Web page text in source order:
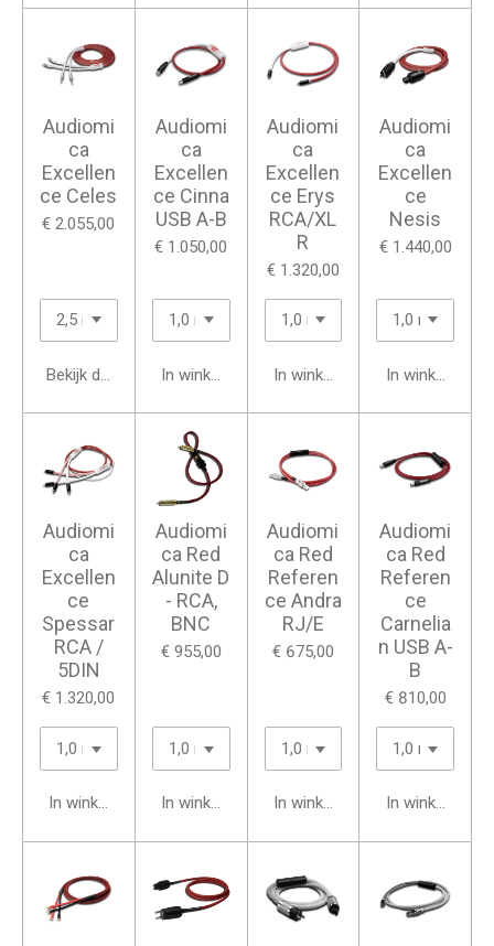
Audiomi
ca
Excellen
ce Celes
€ 2.055,00
Bekijk details
Audiomi
ca
Excellen
ce Cinna
USB A-B
€ 1.050,00
In winkelwagen
Audiomi
ca
Excellen
ce Erys
RCA/XL
R
€ 1.320,00
In winkelwagen
Audiomi
ca
Excellen
ce
Nesis
€ 1.440,00
In winkelwagen
Audiomi
ca
Excellen
ce
Spessar
RCA /
5DIN
€ 1.320,00
In winkelwagen
Audiomi
ca Red
Alunite D
- RCA,
BNC
€ 955,00
In winkelwagen
Audiomi
ca Red
Referen
ce Andra
RJ/E
€ 675,00
In winkelwagen
Audiomi
ca Red
Referen
ce
Carnelia
n USB A-
B
€ 810,00
In winkelwagen